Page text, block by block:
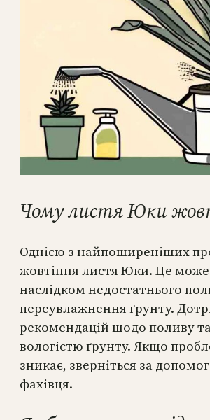
Чому листя Юки
Однією з найпоширеніших
жовтіння листя Юки. Це
наслідком недостатнього
переувлажнення ґрунту.
рекомендацій щодо поливу
вологістю ґрунту. Якщо
зникає, зверніться за
фахівця.